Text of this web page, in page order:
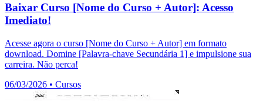
Baixar Curso [Nome do Curso + Autor]: Acesso
Imediato!
Acesse agora o curso [Nome do Curso + Autor] em formato
download. Domine [Palavra-chave Secundária 1] e impulsione sua
carreira. Não perca!
06/03/2026 • Cursos